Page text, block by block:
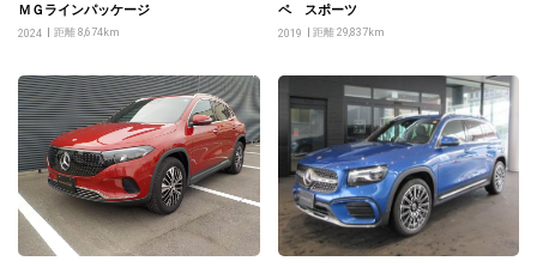
ＭＧラインパッケージ
2024 距離 8,674km
ペ スポーツ
2019 距離 29,837km